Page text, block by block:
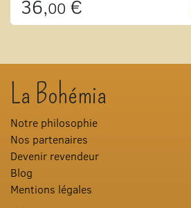
36,00 €
La Bohémia
Notre philosophie
Nos partenaires
Devenir revendeur
Blog
Mentions légales